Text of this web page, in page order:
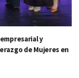
y
de Mujeres en